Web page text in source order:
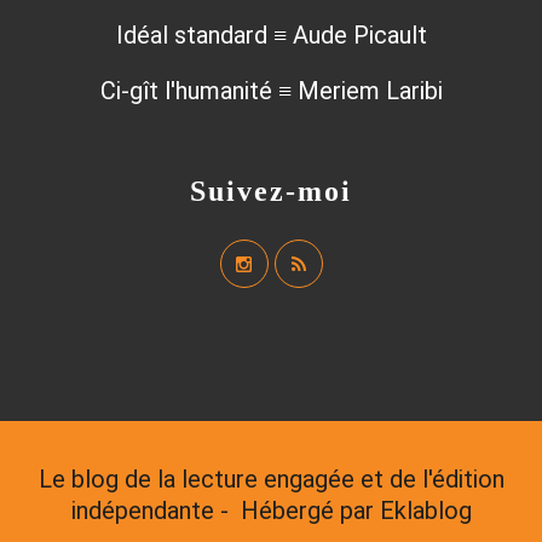
Suivez-moi
Idéal standard ≡ Aude Picault
Ci-gît l'humanité ≡ Meriem Laribi
Le blog de la lecture engagée et de l'édition
indépendante - Hébergé par Eklablog